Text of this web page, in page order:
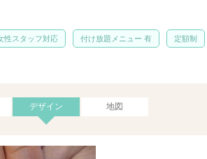
性スタッフ対応 付け放題メニュー 有 定額制
デザイン 地図